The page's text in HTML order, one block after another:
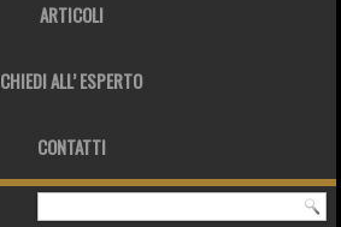
ARTICOLI
CHIEDI ALL’ ESPERTO
CONTATTI